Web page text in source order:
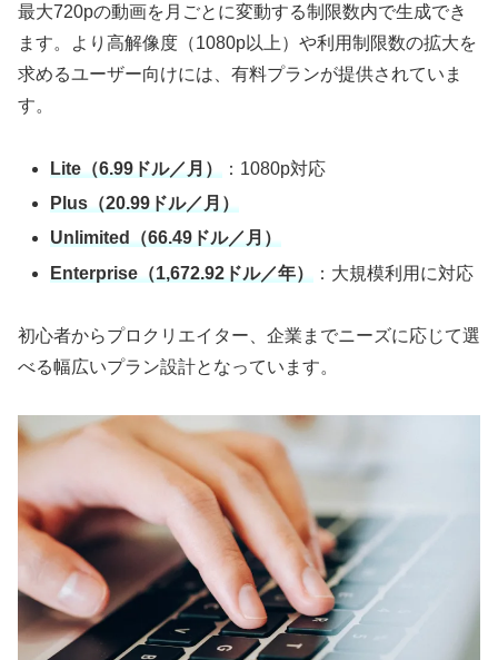
最大720pの動画を月ごとに変動する制限数内で生成でき
ます。より高解像度（1080p以上）や利用制限数の拡大を
求めるユーザー向けには、有料プランが提供されていま
す。
Lite（6.99ドル／月）
：1080p対応
Plus（20.99ドル／月）
Unlimited（66.49ドル／月）
Enterprise（1,672.92ドル／年）
：大規模利用に対応
初心者からプロクリエイター、企業までニーズに応じて選
べる幅広いプラン設計となっています。